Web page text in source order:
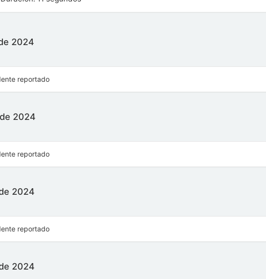
2024
reportado
2024
reportado
2024
reportado
2024